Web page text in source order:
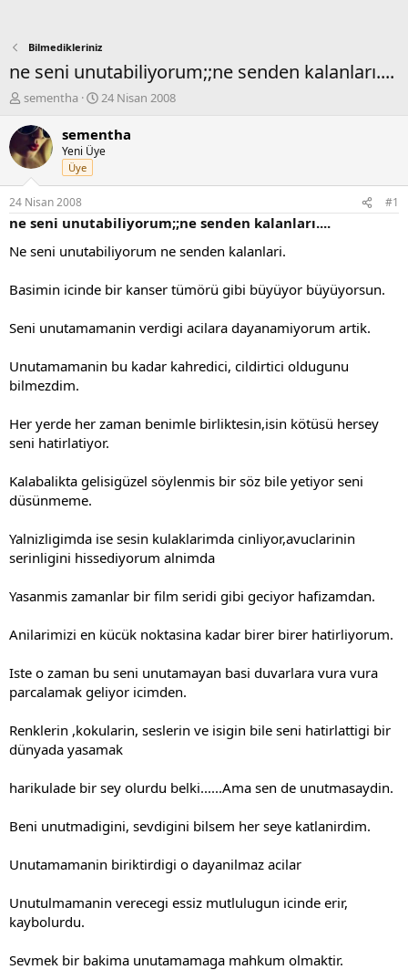
Bilmedikleriniz
ne seni unutabiliyorum;;ne senden kalanları....
K
n
b
u
y
u
b
a
l
t
n
sementha
B
ş
l
ı
ç
a
i
i
24 Nisan 2008
sementha
Yeni Üye
Üye
24 Nisan 2008 #1
ne seni unutabiliyorum;;ne senden kalanları....
Ne seni unutabiliyorum ne senden kalanlari.
Basimin icinde bir kanser tümörü gibi büyüyor büyüyorsun.
Seni unutamamanin verdigi acilara dayanamiyorum artik.
Unutamamanin bu kadar kahredici, cildirtici oldugunu
bilmezdim.
Her yerde her zaman benimle birliktesin,isin kötüsü hersey
seni hatirlatiyor.
Kalabalikta gelisigüzel söylenmis bir söz bile yetiyor seni
düsünmeme.
Yalnizligimda ise sesin kulaklarimda cinliyor,avuclarinin
serinligini hissediyorum alnimda
Yasanmis zamanlar bir film seridi gibi geciyor hafizamdan.
Anilarimizi en kücük noktasina kadar birer birer hatirliyorum.
Iste o zaman bu seni unutamayan basi duvarlara vura vura
parcalamak geliyor icimden.
Renklerin ,kokularin, seslerin ve isigin bile seni hatirlattigi bir
dünyada yasamak
harikulade bir sey olurdu belki......Ama sen de unutmasaydin.
Beni unutmadigini, sevdigini bilsem her seye katlanirdim.
Unutamamanin biriktirdigi o dayanilmaz acilar
Unutulmamanin verecegi essiz mutlulugun icinde erir,
kaybolurdu.
Sevmek bir bakima unutamamaga mahkum olmaktir.